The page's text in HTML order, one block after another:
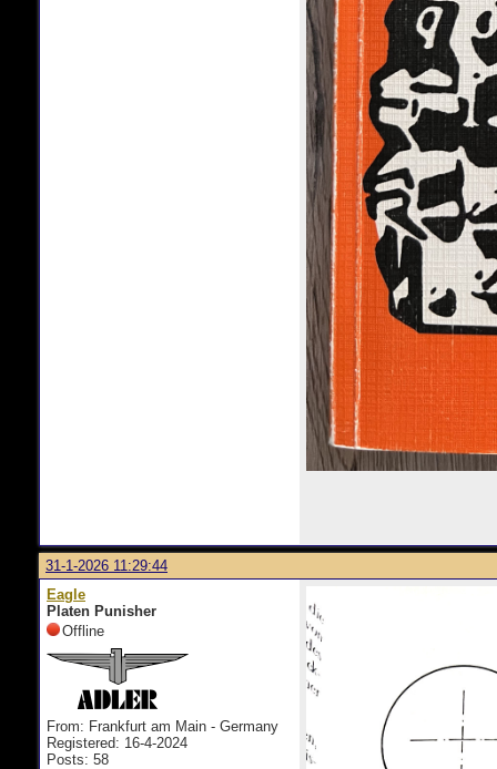
31-1-2026 11:29:44
Eagle
Platen Punisher
Offline
From: Frankfurt am Main - Germany
Registered: 16-4-2024
Posts: 58